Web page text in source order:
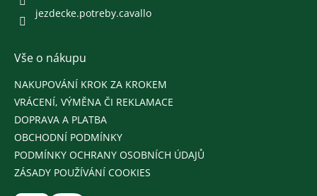
jezdecke.potreby.cavallo
Vše o nákupu
NAKUPOVÁNÍ KROK ZA KROKEM
VRÁCENÍ, VÝMĚNA ČI REKLAMACE
DOPRAVA A PLATBA
OBCHODNÍ PODMÍNKY
PODMÍNKY OCHRANY OSOBNÍCH ÚDAJŮ
ZÁSADY POUŽÍVÁNÍ COOKIES